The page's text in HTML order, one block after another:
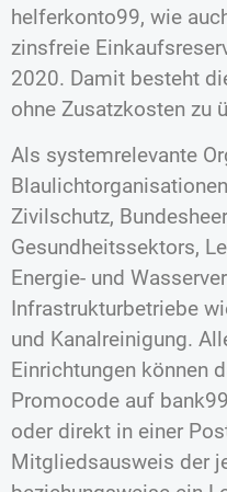
helferkonto99, wie
zinsfreie
2020. Damit besteht
ohne Zusatzkosten zu
Als systemrelevante
Zivilschutz,
Gesundheitssektors,
Energie- und
Infrastrukturbetriebe
und Kanalreinigung.
Einrichtungen können
Promocode auf
oder direkt in einer
Mitgliedsausweis der